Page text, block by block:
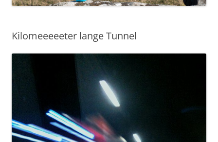
Kilomeeeeeter lange Tunnel